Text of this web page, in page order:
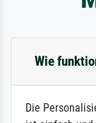
Wie
Die